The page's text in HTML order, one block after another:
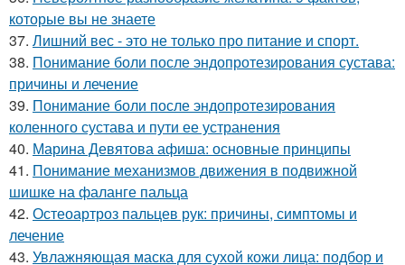
которые вы не знаете
37. Лишний вес - это не только про питание и спорт.
38. Понимание боли после эндопротезирования сустава:
причины и лечение
39. Понимание боли после эндопротезирования
коленного сустава и пути ее устранения
40. Марина Девятова афиша: основные принципы
41. Понимание механизмов движения в подвижной
шишке на фаланге пальца
42. Остеоартроз пальцев рук: причины, симптомы и
лечение
43. Увлажняющая маска для сухой кожи лица: подбор и